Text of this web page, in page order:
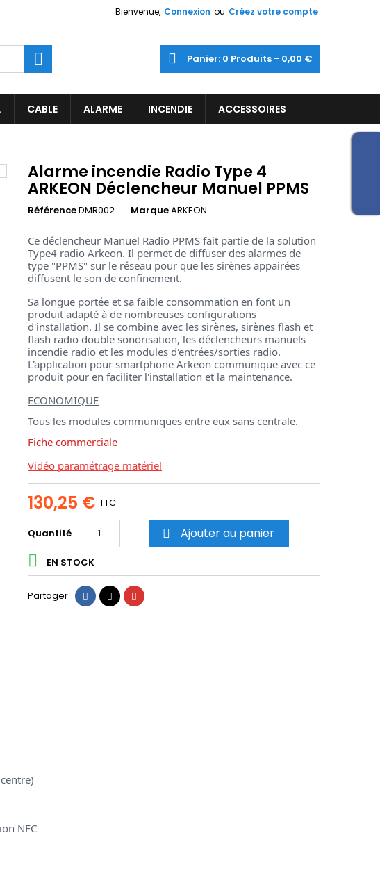
Bienvenue, Connexion ou Créez votre compte
Panier 0 Produits - 0,00 €
CABLE ALARME INCENDIE ACCESSOIRES
Alarme incendie Radio Type 4
ARKEON Déclencheur Manuel PPMS
RéférenceDMR002 MarqueARKEON
Ce déclencheur Manuel Radio PPMS fait partie de la solution
Type4 radio Arkeon. Il permet de diffuser des alarmes de
type "PPMS" sur le réseau pour que les sirènes appairées
diffusent le son de confinement.
Sa longue portée et sa faible consommation en font un
produit adapté à de nombreuses configurations
d'installation. Il se combine avec les sirènes, sirènes flash et
flash radio double sonorisation, les déclencheurs manuels
incendie radio et les modules d'entrées/sorties radio.
L'application pour smartphone Arkeon communique avec ce
produit pour en faciliter l'installation et la maintenance.
ECONOMIQUE
Tous les modules communiques entre eux sans centrale.
Fiche commerciale
Vidéo paramétrage matériel
130,25 € TTC
Quantité  Ajouter au panier
 EN STOCK
Partager PartagerTweet Pinterest
NFC
nouvelle liste
votre liste